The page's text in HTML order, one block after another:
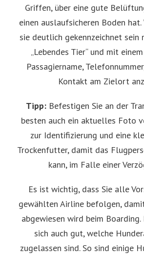
Griffen, über eine gute
einen auslaufsicheren Boden hat.
sie deutlich gekennzeichnet sein
„Lebendes Tier“ und mit
Passagiername,
Kontakt am Zielort
Tipp:Befestigen Sie an der
besten auch ein aktuelles Foto
zur Identifizierung und eine
Trockenfutter, damit das
kann, im Falle einer
Es ist wichtig, dass Sie alle
gewählten Airline befolgen,
abgewiesen wird beim Boarding.
sich auch gut, welche
zugelassen sind. So sind einige